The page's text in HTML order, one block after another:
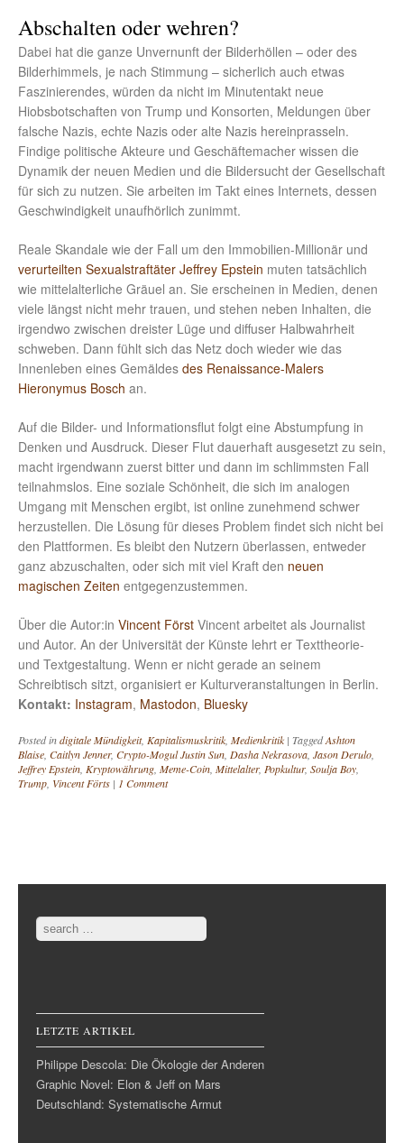
Abschalten oder wehren?
Dabei hat die ganze Unvernunft der Bilderhöllen – oder des
Bilderhimmels, je nach Stimmung – sicherlich auch etwas
Faszinierendes, würden da nicht im Minutentakt neue
Hiobsbotschaften von Trump und Konsorten, Meldungen über
falsche Nazis, echte Nazis oder alte Nazis hereinprasseln.
Findige politische Akteure und Geschäftemacher wissen die
Dynamik der neuen Medien und die Bildersucht der Gesellschaft
für sich zu nutzen. Sie arbeiten im Takt eines Internets, dessen
Geschwindigkeit unaufhörlich zunimmt.
Reale Skandale wie der Fall um den Immobilien-Millionär und
verurteilten Sexualstraftäter Jeffrey Epstein muten tatsächlich
wie mittelalterliche Gräuel an. Sie erscheinen in Medien, denen
viele längst nicht mehr trauen, und stehen neben Inhalten, die
irgendwo zwischen dreister Lüge und diffuser Halbwahrheit
schweben. Dann fühlt sich das Netz doch wieder wie das
Innenleben eines Gemäldes des Renaissance-Malers
Hieronymus Bosch an.
Auf die Bilder- und Informationsflut folgt eine Abstumpfung in
Denken und Ausdruck. Dieser Flut dauerhaft ausgesetzt zu sein,
macht irgendwann zuerst bitter und dann im schlimmsten Fall
teilnahmslos. Eine soziale Schönheit, die sich im analogen
Umgang mit Menschen ergibt, ist online zunehmend schwer
herzustellen. Die Lösung für dieses Problem findet sich nicht bei
den Plattformen. Es bleibt den Nutzern überlassen, entweder
ganz abzuschalten, oder sich mit viel Kraft den neuen
magischen Zeiten entgegenzustemmen.
Über die Autor:in Vincent Först Vincent arbeitet als Journalist
und Autor. An der Universität der Künste lehrt er Texttheorie-
und Textgestaltung. Wenn er nicht gerade an seinem
Schreibtisch sitzt, organisiert er Kulturveranstaltungen in Berlin.
Kontakt: Instagram, Mastodon, Bluesky
Posted indigitale Mündigkeit, Kapitalismuskritik, Medienkritik | TaggedAshton
Blaise, Caitlyn Jenner, Crypto-Mogul Justin Sun, Dasha Nekrasova, Jason Derulo,
Jeffrey Epstein, Kryptowährung, Meme-Coin, Mittelalter, Popkultur, Soulja Boy,
Trump, Vincent Förts | 1 Comment
Post navigation
Search
LETZTE ARTIKEL
Philippe Descola: Die Ökologie der Anderen
Graphic Novel: Elon & Jeff on Mars
Deutschland: Systematische Armut